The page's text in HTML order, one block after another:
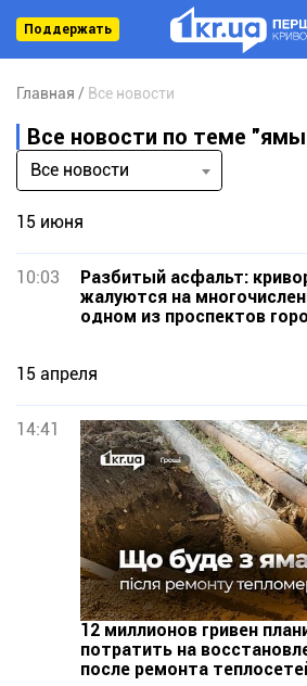
Поддержать
Главная Все новости
Все новости по теме
Все новости
15 июня
10:03
Разбитый асфальт:
жалуются на
одном из проспектов
15 апреля
14:41
12 миллионов гривен
потратить на
после ремонта